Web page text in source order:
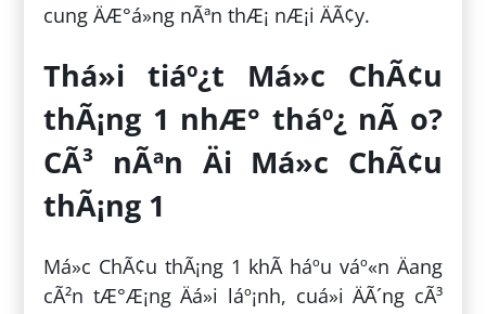
cung ÄÆ°á»ng nÃªn thÆ¡ nÆ¡i ÄÃ¢y.
Thá»i tiáº¿t Má»c ChÃ¢u
thÃ¡ng 1 nhÆ° tháº¿ nÃ o?
CÃ³ nÃªn Äi Má»c ChÃ¢u
thÃ¡ng 1
Má»c ChÃ¢u thÃ¡ng 1 khÃ­ háº­u váº«n Äang
cÃ²n tÆ°Æ¡ng Äá»i láº¡nh, cuá»i ÄÃ´ng cÃ³